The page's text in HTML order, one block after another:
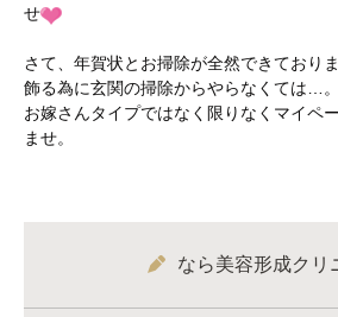
せ
さて、年賀状とお掃除が全然できており
飾る為に玄関の掃除からやらなくては…
お嫁さんタイプではなく限りなくマイペ
ませ。
なら美容形成クリ